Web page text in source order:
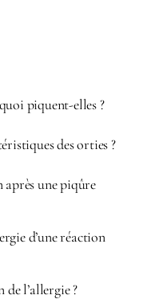
piquent-elles ?
des orties ?
après une piqûre
d’une réaction
l’allergie ?